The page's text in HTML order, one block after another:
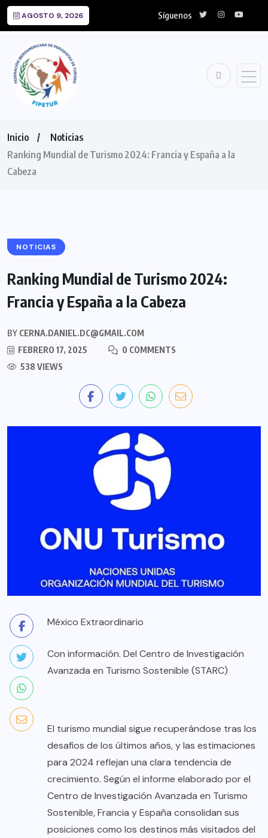
AGOSTO 9, 2026 Síguenos
Inicio
Noticias
Ranking Mundial de Turismo 2024: Francia y España a la
Cabeza
NOTICIAS
Ranking Mundial de Turismo 2024:
Francia y España a la Cabeza
BY CERNA.DANIEL.DC@GMAIL.COM
FEBRERO 17, 2025
0 COMMENTS
538 VIEWS
México Extraordinario
Con información. Del Centro de Investigación
Avanzada en Turismo Sostenible (STARC)
El turismo mundial sigue recuperándose tras los
desafíos de los últimos años, y las estimaciones
para 2024 reflejan una clara tendencia de
crecimiento. Según el informe elaborado por el
Centro de Investigación Avanzada en Turismo
Sostenible, Francia y España consolidan sus
posiciones como los destinos más visitados del